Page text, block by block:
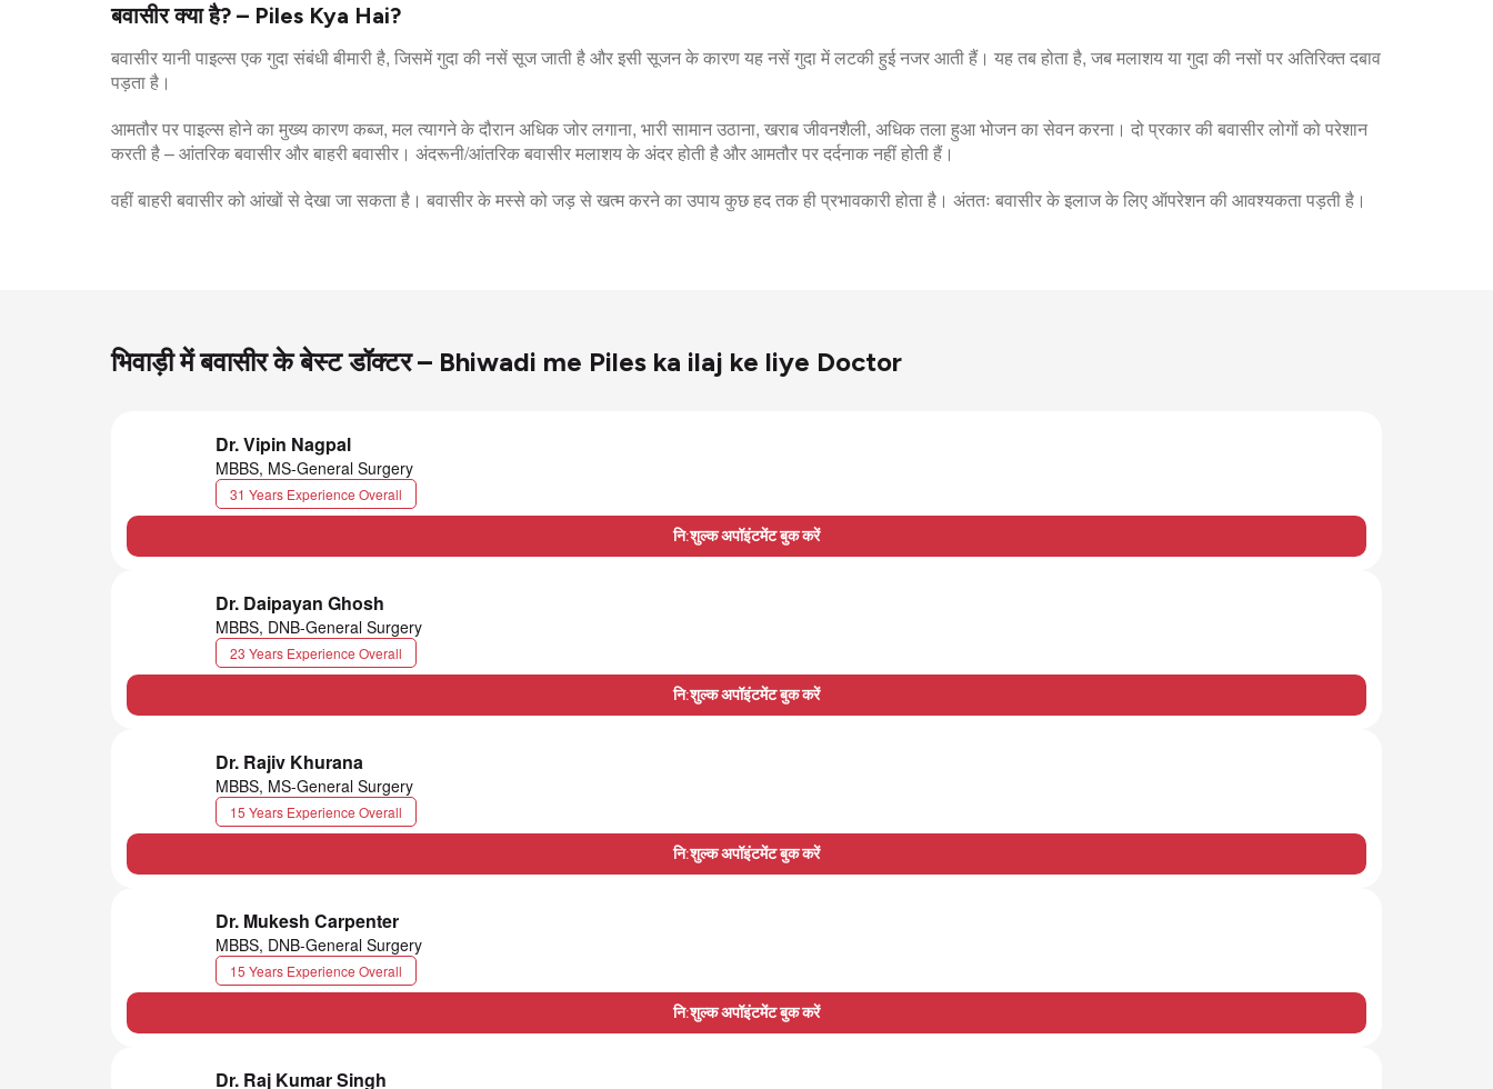
बवासीर क्या है? – Piles Kya Hai?
बवासीर यानी पाइल्स एक गुदा संबंधी बीमारी है, जिसमें गुदा की नसें सूज जाती है और इसी सूजन के कारण यह नसें गुदा में लटकी हुई नजर आती हैं। यह तब होता है, जब मलाशय या गुदा की नसों पर अतिरिक्त दबाव
पड़ता है।
आमतौर पर पाइल्स होने का मुख्य कारण कब्ज, मल त्यागने के दौरान अधिक जोर लगाना, भारी सामान उठाना, खराब जीवनशैली, अधिक तला हुआ भोजन का सेवन करना। दो प्रकार की बवासीर लोगों को परेशान
करती है – आंतरिक बवासीर और बाहरी बवासीर। अंदरूनी/आंतरिक बवासीर मलाशय के अंदर होती है और आमतौर पर दर्दनाक नहीं होती हैं।
वहीं बाहरी बवासीर को आंखों से देखा जा सकता है। बवासीर के मस्से को जड़ से खत्म करने का उपाय कुछ हद तक ही प्रभावकारी होता है। अंततः बवासीर के इलाज के लिए ऑपरेशन की आवश्यकता पड़ती है।
भिवाड़ी में बवासीर के बेस्ट डॉक्टर – Bhiwadi me Piles ka ilaj ke liye Doctor
Dr. Vipin Nagpal
MBBS, MS-General Surgery
31 Years Experience Overall
नि:शुल्क अपॉइंटमेंट बुक करें
Dr. Daipayan Ghosh
MBBS, DNB-General Surgery
23 Years Experience Overall
नि:शुल्क अपॉइंटमेंट बुक करें
Dr. Rajiv Khurana
MBBS, MS-General Surgery
15 Years Experience Overall
नि:शुल्क अपॉइंटमेंट बुक करें
Dr. Mukesh Carpenter
MBBS, DNB-General Surgery
15 Years Experience Overall
नि:शुल्क अपॉइंटमेंट बुक करें
Dr. Raj Kumar Singh